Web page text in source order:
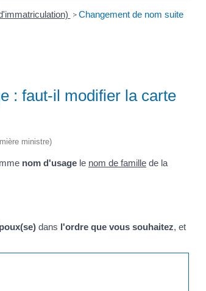
> Changement de nom suite
: faut-il modifier la carte
ministre)
nom d'usage le nom de famille de la
dans l'ordre que vous souhaitez, et